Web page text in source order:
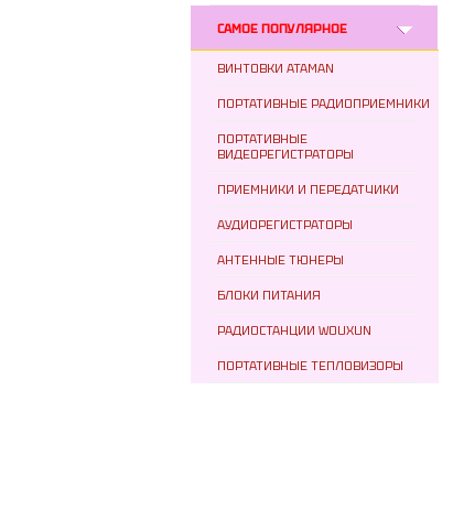
САМОЕ ПОПУЛЯРНОЕ
ВИНТОВКИ ATAMAN
ПОРТАТИВНЫЕ РАДИОПРИЕМНИКИ
ПОРТАТИВНЫЕ
ВИДЕОРЕГИСТРАТОРЫ
ПРИЕМНИКИ И ПЕРЕДАТЧИКИ
АУДИОРЕГИСТРАТОРЫ
АНТЕННЫЕ ТЮНЕРЫ
БЛОКИ ПИТАНИЯ
РАДИОСТАНЦИИ WOUXUN
ПОРТАТИВНЫЕ ТЕПЛОВИЗОРЫ